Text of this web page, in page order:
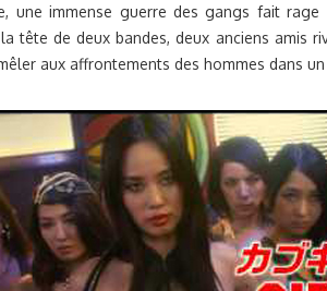
une immense guerre des gangs fait
tête de deux bandes, deux anciens amis
aux affrontements des hommes dans